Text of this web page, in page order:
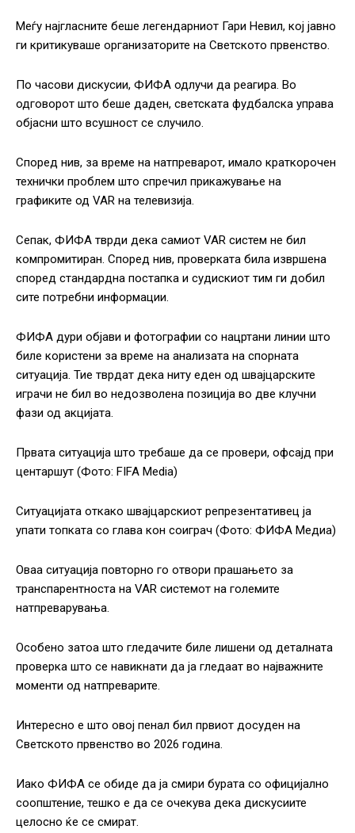
Меѓу најгласните беше легендарниот Гари Невил, кој јавно
ги критикуваше организаторите на Светското првенство.
По часови дискусии, ФИФА одлучи да реагира. Во
одговорот што беше даден, светската фудбалска управа
објасни што всушност се случило.
Според нив, за време на натпреварот, имало краткорочен
технички проблем што спречил прикажување на
графиките од VAR на телевизија.
Сепак, ФИФА тврди дека самиот VAR систем не бил
компромитиран. Според нив, проверката била извршена
според стандардна постапка и судискиот тим ги добил
сите потребни информации.
ФИФА дури објави и фотографии со нацртани линии што
биле користени за време на анализата на спорната
ситуација. Тие тврдат дека ниту еден од швајцарските
играчи не бил во недозволена позиција во две клучни
фази од акцијата.
Првата ситуација што требаше да се провери, офсајд при
центаршут (Фото: FIFA Media)
Ситуацијата откако швајцарскиот репрезентативец ја
упати топката со глава кон соиграч (Фото: ФИФА Медиа)
Оваа ситуација повторно го отвори прашањето за
транспарентноста на VAR системот на големите
натпреварувања.
Особено затоа што гледачите биле лишени од деталната
проверка што се навикнати да ја гледаат во најважните
моменти од натпреварите.
Интересно е што овој пенал бил првиот досуден на
Светското првенство во 2026 година.
Иако ФИФА се обиде да ја смири бурата со официјално
соопштение, тешко е да се очекува дека дискусиите
целосно ќе се смират.